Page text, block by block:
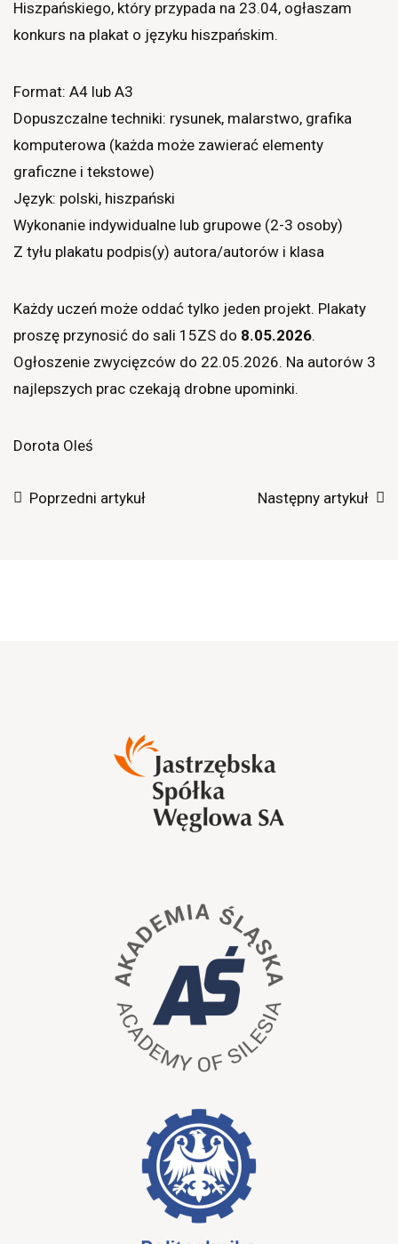
Hiszpańskiego, który przypada na 23.04, ogłaszam
konkurs na plakat o języku hiszpańskim.
Format: A4 lub A3
Dopuszczalne techniki: rysunek, malarstwo, grafika
komputerowa (każda może zawierać elementy
graficzne i tekstowe)
Język: polski, hiszpański
Wykonanie indywidualne lub grupowe (2-3 osoby)
Z tyłu plakatu podpis(y) autora/autorów i klasa
Każdy uczeń może oddać tylko jeden projekt. Plakaty
proszę przynosić do sali 15ZS do 8.05.2026.
Ogłoszenie zwycięzców do 22.05.2026. Na autorów 3
najlepszych prac czekają drobne upominki.
Dorota Oleś
Poprzedni artykuł Następny artykuł